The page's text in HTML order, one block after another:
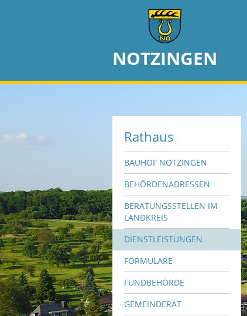
NOTZINGEN
Rathaus
BAUHOF NOTZINGEN
BEHÖRDENADRESSEN
BERATUNGSSTELLEN IM
LANDKREIS
DIENSTLEISTUNGEN
FORMULARE
FUNDBEHÖRDE
GEMEINDERAT